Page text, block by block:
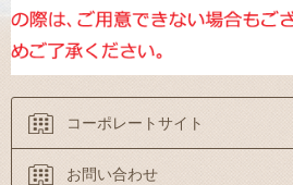
コーポレートサイト
お問い合わせ